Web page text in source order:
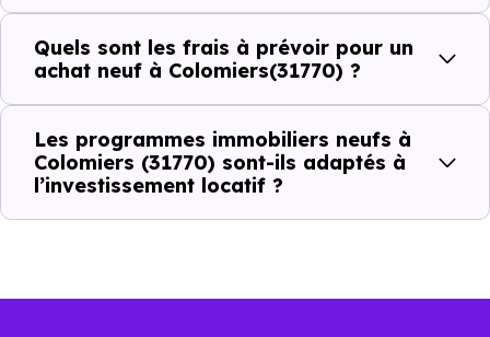
prix à connaître pour un achat immobilier à Colomiers
(31770) :
Prix
minimum
Prix
moyen
Prix
Quels sont les frais à prévoir pour un
achat neuf à Colomiers(31770) ?
Les programmes immobiliers neufs à
Colomiers (31770) sont-ils adaptés à
l’investissement locatif ?